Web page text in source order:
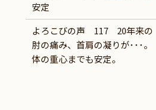
安定
よろこびの声 117 20年来の
肘の痛み、首肩の凝りが･･･。
体の重心までも安定。